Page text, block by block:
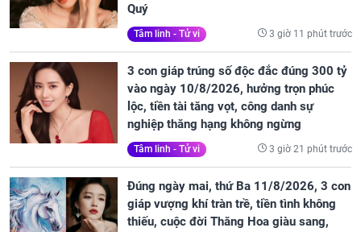
Quý
Tâm linh - Tử vi 3 giờ 11 phút trước
3 con giáp trúng số độc đắc đúng 300 tỷ
vào ngày 10/8/2026, hưởng trọn phúc
lộc, tiền tài tăng vọt, công danh sự
nghiệp thăng hạng không ngừng
Tâm linh - Tử vi 3 giờ 21 phút trước
Đúng ngày mai, thứ Ba 11/8/2026, 3 con
giáp vượng khí tràn trề, tiền tình không
thiếu, cuộc đời Thăng Hoa giàu sang,